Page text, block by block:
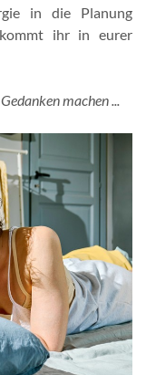
in die Planung
kommt ihr in eurer
machen ...